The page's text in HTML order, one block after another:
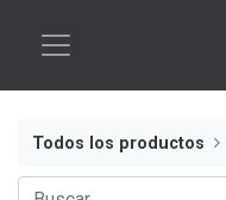
Todos los productos